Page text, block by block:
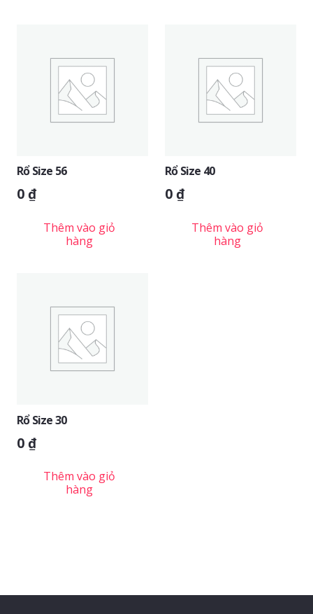
Rổ Size 56
0₫
Thêm vào giỏ
hàng
Rổ Size 40
0₫
Thêm vào giỏ
hàng
Rổ Size 30
0₫
Thêm vào giỏ
hàng